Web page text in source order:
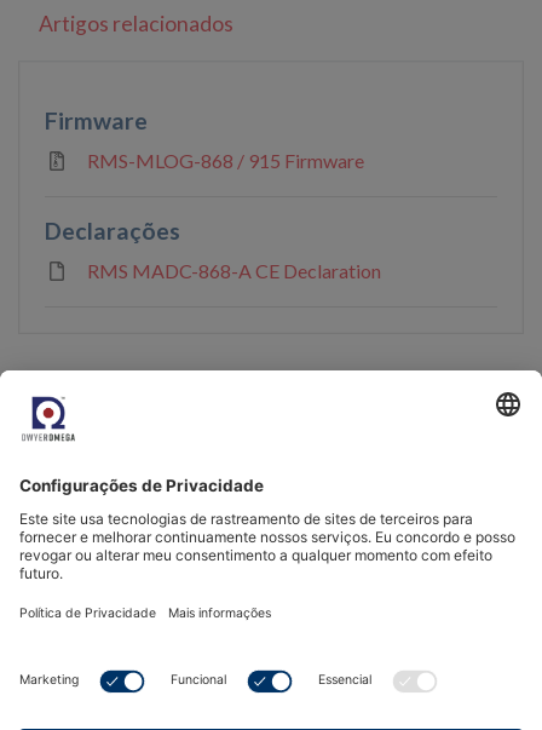
Artigos relacionados
Firmware
RMS-MLOG-868 / 915 Firmware
Declarações
RMS MADC-868-A CE Declaration
Venha nos conhecer.